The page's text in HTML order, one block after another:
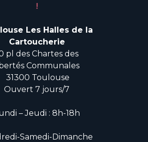
!
Les Halles de la
Cartoucherie
pl des Chartes des
Communales
31300 Toulouse
Ouvert 7 jours/7
– Jeudi : 8h-18h
Samedi-Dimanche